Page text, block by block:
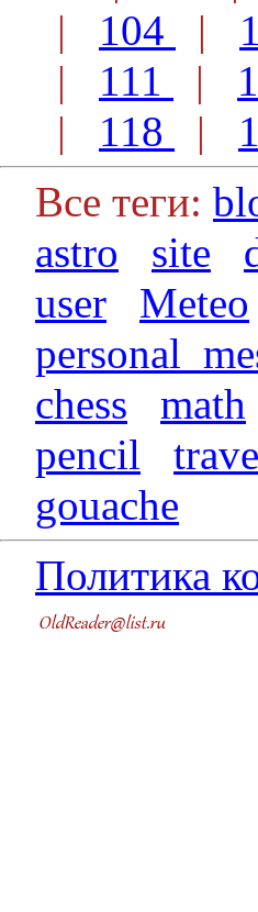
| 104 |
| 111 |
| 118 |
Все теги:
astro
site
user
Meteo
chess
math
pencil
gouache
Политика